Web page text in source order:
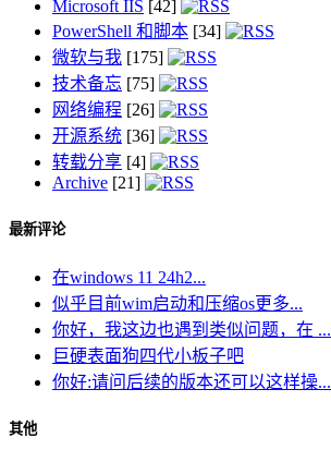
Microsoft IIS [42]
PowerShell 和脚本 [34]
微软与我 [175]
技术备忘 [75]
网络编程 [26]
开源系统 [36]
转载分享 [4]
Archive [21]
最新评论
在windows 11 24h2...
似乎目前wim启动和压缩os更多...
你好，我这边也遇到类似问题，在 ...
巨硬表面狗四代小板子吧
你好:请问后续的版本还可以这样操...
其他